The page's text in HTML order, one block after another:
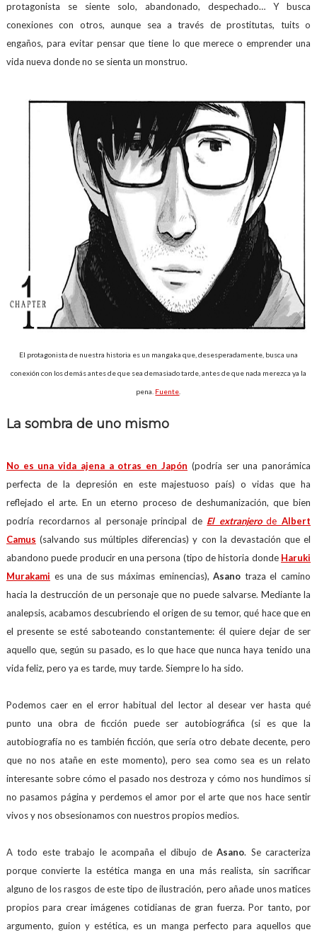
protagonista se siente solo, abandonado, despechado… Y busca
conexiones con otros, aunque sea a través de prostitutas, tuits o
engaños, para evitar pensar que tiene lo que merece o emprender una
vida nueva donde no se sienta un monstruo.
El protagonista de nuestra historia es un mangaka que, desesperadamente, busca una
conexión con los demás antes de que sea demasiado tarde, antes de que nada merezca ya la
pena. Fuente
La sombra de uno mismo
No es una vida ajena a otras en Japón (podría ser una panorámica
perfecta de la depresión en este majestuoso país) o vidas que ha
reflejado el arte. En un eterno proceso de deshumanización, que bien
podría recordarnos al personaje principal de El extranjerodeAlbert
Camus (salvando sus múltiples diferencias) y con la devastación que el
abandono puede producir en una persona (tipo de historia donde Haruki
Murakami es una de sus máximas eminencias),Asano traza el camino
hacia la destrucción de un personaje que no puede salvarse. Mediante la
analepsis, acabamos descubriendo el origen de su temor, qué hace que en
el presente se esté saboteando constantemente: él quiere dejar de ser
aquello que, según su pasado, es lo que hace que nunca haya tenido una
vida feliz, pero ya es tarde, muy tarde. Siempre lo ha sido.
Podemos caer en el error habitual del lector al desear ver hasta qué
punto una obra de ficción puede ser autobiográfica (si es que la
autobiografía no es también ficción, que sería otro debate decente, pero
que no nos atañe en este momento), pero sea como sea es un relato
interesante sobre cómo el pasado nos destroza y cómo nos hundimos si
no pasamos página y perdemos el amor por el arte que nos hace sentir
vivos y nos obsesionamos con nuestros propios medios.
A todo este trabajo le acompaña el dibujo deAsano. Se caracteriza
porque convierte la estética manga en una más realista, sin sacrificar
alguno de los rasgos de este tipo de ilustración, pero añade unos matices
propios para crear imágenes cotidianas de gran fuerza. Por tanto, por
argumento, guion y estética, es un manga perfecto para aquellos que